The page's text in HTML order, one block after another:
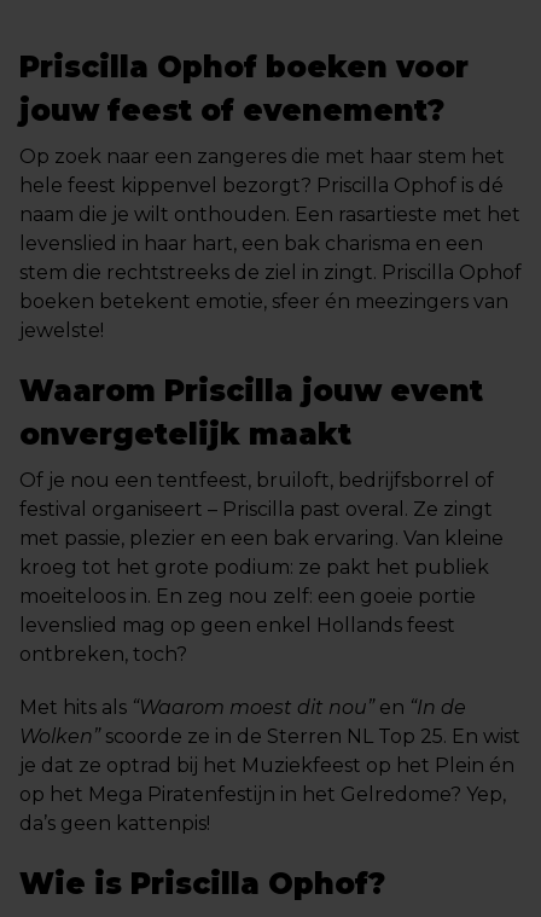
Priscilla Ophof boeken voor
jouw feest of evenement?
Op zoek naar een zangeres die met haar stem het
hele feest kippenvel bezorgt? Priscilla Ophof is dé
naam die je wilt onthouden. Een rasartieste met het
levenslied in haar hart, een bak charisma en een
stem die rechtstreeks de ziel in zingt. Priscilla Ophof
boeken betekent emotie, sfeer én meezingers van
jewelste!
Waarom Priscilla jouw event
onvergetelijk maakt
Of je nou een tentfeest, bruiloft, bedrijfsborrel of
festival organiseert – Priscilla past overal. Ze zingt
met passie, plezier en een bak ervaring. Van kleine
kroeg tot het grote podium: ze pakt het publiek
moeiteloos in. En zeg nou zelf: een goeie portie
levenslied mag op geen enkel Hollands feest
ontbreken, toch?
Met hits als “Waarom moest dit nou”en “In de
Wolken”scoorde ze in de Sterren NL Top 25. En wist
je dat ze optrad bij het Muziekfeest op het Plein én
op het Mega Piratenfestijn in het Gelredome? Yep,
da’s geen kattenpis!
Wie is Priscilla Ophof?